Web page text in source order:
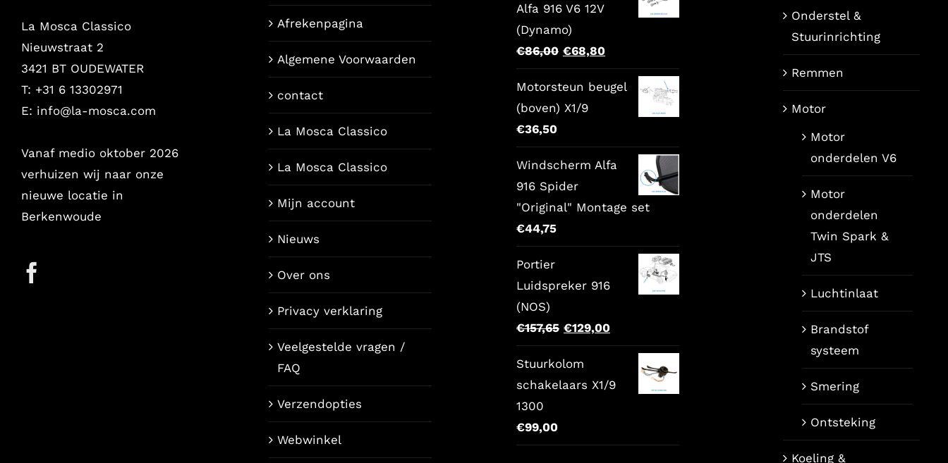
La Mosca Classico
Nieuwstraat 2
3421 BT OUDEWATER
T: +31 6 13302971
E: info@la-mosca.com
Vanaf medio oktober 2026
verhuizen wij naar onze
nieuwe locatie in
Berkenwoude
Afrekenpagina
Algemene Voorwaarden
contact
La Mosca Classico
La Mosca Classico
Mijn account
Nieuws
Over ons
Privacy verklaring
Veelgestelde vragen /
FAQ
Verzendopties
Webwinkel
Alfa 916 V6 12V
(Dynamo)
€86,00 Oorspronkelijke
prijs
was:
€86,00.
€68,80Huidige
prijs
is:
Motorsteun beugel
(boven) X1/9
€36,50
Windscherm Alfa
916 Spider
"Original" Montage set
€44,75
Portier
Luidspreker 916
(NOS)
€157,65 Oorspronkelijke
prijs
was:
€157,65.
€129,00Huidige
prijs
€129,00.
Stuurkolom
schakelaars X1/9
1300
€99,00
Onderstel &
Stuurinrichting
Remmen
Motor
Motor
onderdelen V6
Motor
onderdelen
Twin Spark &
JTS
Luchtinlaat
Brandstof
systeem
Smering
Ontsteking
Koeling &